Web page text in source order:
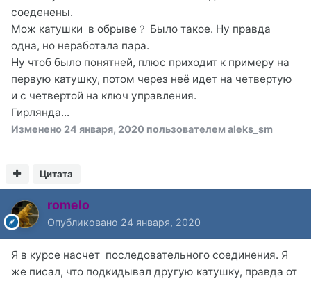
При прокрутке еще добавляются;
"кат. заж.2-3- цепь замкнута на массу"
"кат. заж.2-3-обрыв цепи"
Провода от катушек до эбу уже висят отдельно,
никуда не замыкают. В место реле бензонасоса,
откуда питаются катушки пробовал ставить
перемычку.
Какая то анамалия...
соеденены.
Мож катушки в обрыве？ Было такое. Ну правда
одна, но неработала пара.
Ну чтоб было понятней, плюс приходит к примеру на
первую катушку, потом через неё идет на четвертую
и с четвертой на ключ управления.
Гирлянда...
Изменено 24 января, 2020 пользователем aleks_sm
Цитата
romelo
Опубликовано 24 января, 2020
Я в курсе насчет последовательного соединения. Я
же писал, что подкидывал другую катушку, правда от